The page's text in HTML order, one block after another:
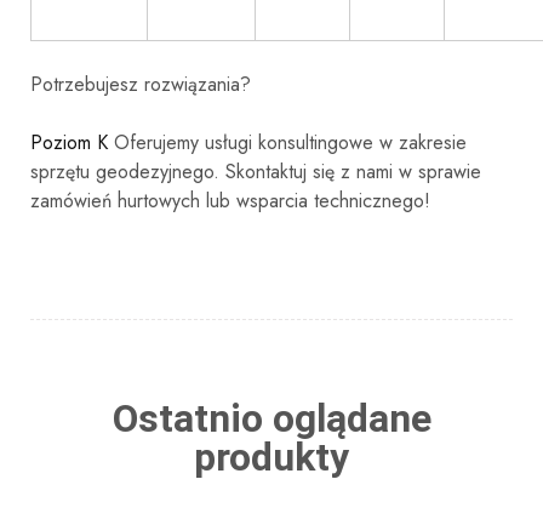
Potrzebujesz rozwiązania?
Poziom K Oferujemy usługi konsultingowe w zakresie
sprzętu geodezyjnego. Skontaktuj się z nami w sprawie
zamówień hurtowych lub wsparcia technicznego!
Ostatnio oglądane
produkty